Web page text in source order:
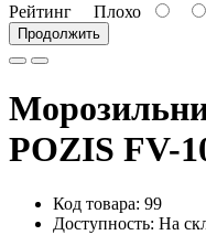
Рейтинг Плохо
Продолжить
POZIS FV-
Код товара: 99
Доступность: На